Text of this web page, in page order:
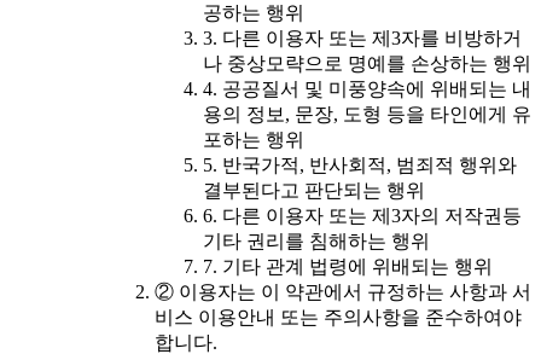
공하는 행위
3. 다른 이용자 또는 제3자를 비방하거
나 중상모략으로 명예를 손상하는 행위
4. 공공질서 및 미풍양속에 위배되는 내
용의 정보, 문장, 도형 등을 타인에게 유
포하는 행위
5. 반국가적, 반사회적, 범죄적 행위와
결부된다고 판단되는 행위
6. 다른 이용자 또는 제3자의 저작권등
기타 권리를 침해하는 행위
7. 기타 관계 법령에 위배되는 행위
② 이용자는 이 약관에서 규정하는 사항과 서
비스 이용안내 또는 주의사항을 준수하여야
합니다.